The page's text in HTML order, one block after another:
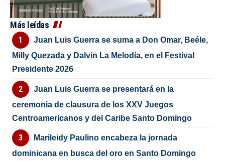
Más leídas
Juan Luis Guerra se suma a Don Omar, Beéle,
Milly Quezada y Dalvin La Melodía, en el Festival
Presidente 2026
Juan Luis Guerra se presentará en la
ceremonia de clausura de los XXV Juegos
Centroamericanos y del Caribe Santo Domingo
Marileidy Paulino encabeza la jornada
dominicana en busca del oro en Santo Domingo